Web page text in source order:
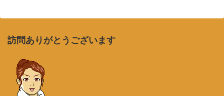
訪問ありがとうございます